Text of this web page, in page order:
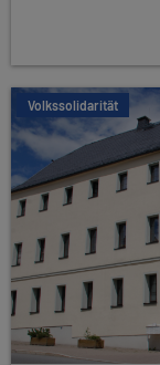
Volkssolidarität